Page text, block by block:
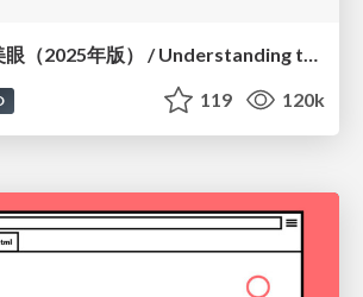
技術選定の審美眼（2025年版） / Understanding the Spiral of Technologies 2025 edition
119 120k